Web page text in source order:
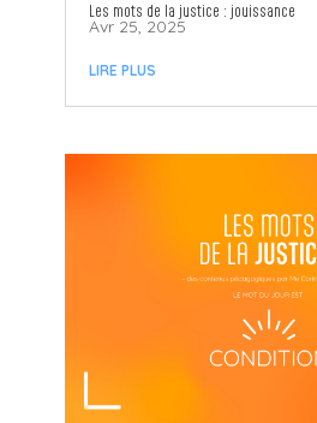
Les mots de la justice : jouissance
Avr 25, 2025
LIRE PLUS